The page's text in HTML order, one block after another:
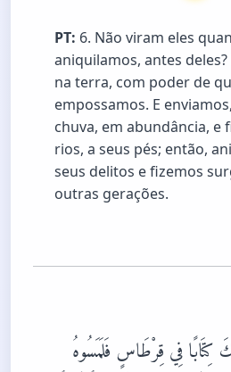
PT: 6. Não viram eles
aniquilamos, antes
na terra, com poder de
empossamos. E
chuva, em abundância, e
rios, a seus pés; então,
seus delitos e fizemos
outras gerações.
كِتَابًا فِي قِرْطَاسٍ فَلَمَسُوهُ